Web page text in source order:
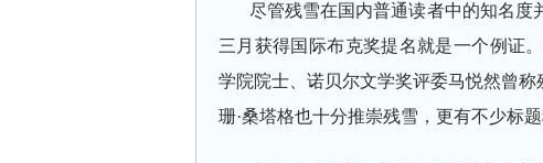
尽管残雪在国内普通读者中的知名度
三月获得国际布克奖提名就是一个例证
学院院士、诺贝尔文学奖评委马悦然曾
珊·桑塔格也十分推崇残雪，更有不少标